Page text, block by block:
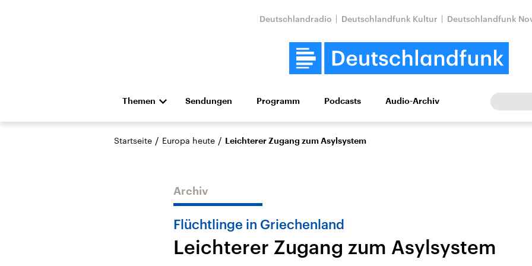
Deutschlandradio Deutschlandfunk Kultur Deutschlandfunk
Themen
Die Nachrichten Politik Wirtschaft Wissen Kultur Europa
Hörspiel und Feature Musik
Landtagswahl Sachsen-
USA
Aktuelle Beiträge,
Nahostkonflikt
Aktuelle Lage und
Iran
Sendungen Programm Podcasts Audio-Archiv
Startseite / Europa heute / Leichterer Zugang zum Asylsystem
Archiv
Flüchtlinge in Griechenland
Leichterer Zugang zum Asylsystem